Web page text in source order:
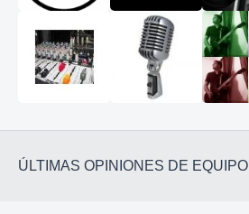
ÚLTIMAS OPINIONES DE EQUIPO